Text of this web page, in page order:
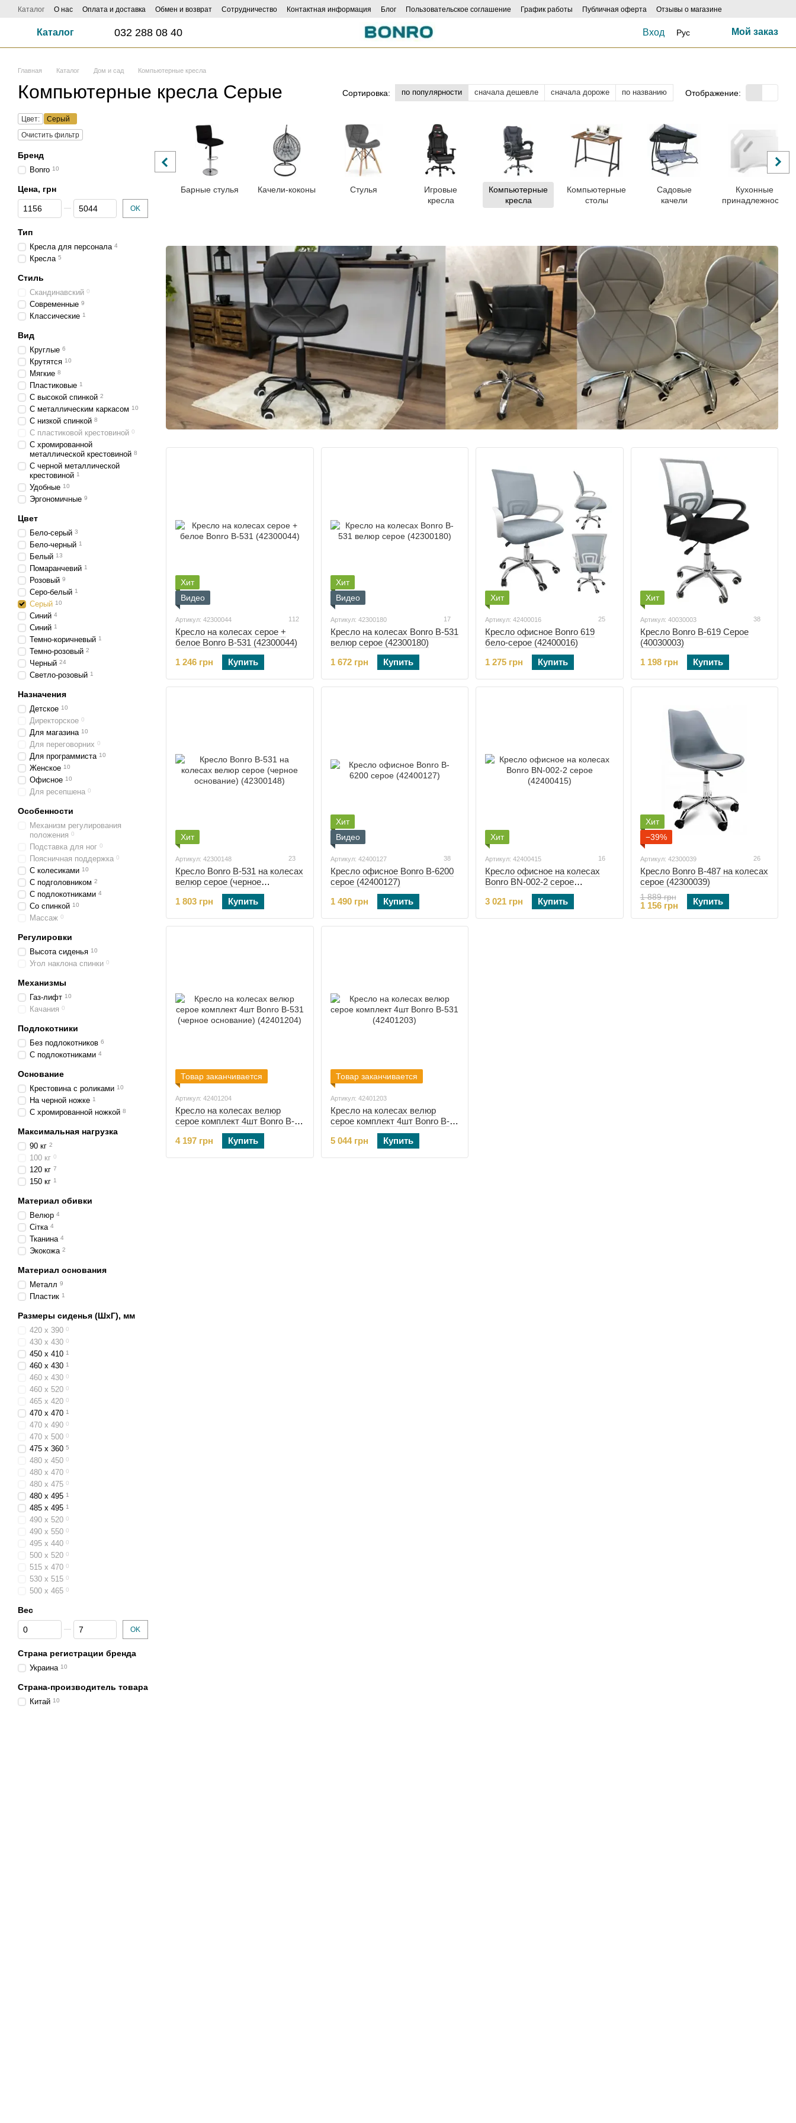
Перейти к основному контенту
Каталог О нас Оплата и доставка Обмен и возврат Сотрудничество Контактная информация Блог Пользовательское соглашение График работы Публичная оферта
Отзывы о магазине
Каталог 032 288 08 40 Вход Рус Мой заказ
Главная Каталог Дом и сад Компьютерные кресла
Компьютерные кресла Серые Сортировка: по популярности сначала дешевле сначала дороже по названию Отображение:
Барные стулья Качели-коконы Стулья
Игровые
кресла
Компьютерные
кресла
Компьютерные
столы
Садовые
качели
Кухонные
принадлежности
Хит
Видео
Артикул: 42300044 112
Кресло на колесах серое +
белое Bonro B-531 (42300044)
1 246 грн
Купить
Хит
Видео
Артикул: 42300180 17
Кресло на колесах Bonro B-531
велюр серое (42300180)
1 672 грн
Купить
Хит
Артикул: 42400016 25
Кресло офисное Bonro 619
бело-серое (42400016)
1 275 грн
Купить
Хит
Артикул: 40030003 38
Кресло Bonro B-619 Серое
(40030003)
1 198 грн
Купить
Хит
Артикул: 42300148 23
Кресло Bonro B-531 на колесах
велюр серое (черное
основание) (42300148)
1 803 грн
Купить
Хит
Видео
Артикул: 42400127 38
Кресло офисное Bonro B-6200
серое (42400127)
1 490 грн
Купить
Хит
Артикул: 42400415 16
Кресло офисное на колесах
Bonro BN-002-2 серое
3 021 грн
Купить
Хит
−39%
Артикул: 42300039 26
Кресло Bonro B-487 на колесах
серое (42300039)
1 889 грн
1 156 грн Купить
Товар заканчивается
Артикул: 42401204
Кресло на колесах велюр
серое комплект 4шт Bonro B-
531 (черное основание)
(42401204)
4 197 грн Купить
Товар заканчивается
Артикул: 42401203
Кресло на колесах велюр
серое комплект 4шт Bonro B-
531 (42401203)
5 044 грн
Купить
Цвет:
Серый
Очистить фильтр
Бренд
Bonro 10
Цена, грн
От Цена, грн
До Цена, грн OK
Тип
Кресла для персонала 4
Кресла 5
Стиль
Скандинавский 0
Современные 9
Классические 1
Вид
Круглые 6
Крутятся 10
Мягкие 8
Пластиковые 1
С высокой спинкой 2
С металлическим каркасом 10
С низкой спинкой 8
С пластиковой крестовиной 0
С хромированной
металлической крестовиной 8
С черной металлической
крестовиной 1
Удобные 10
Эргономичные 9
Цвет
Бело-серый 3
Бело-черный 1
Белый 13
Помаранчевий 1
Розовый 9
Серо-белый 1
Серый 10
Синий 4
Синий 1
Темно-коричневый 1
Темно-розовый 2
Черный 24
Светло-розовый 1
Назначения
Детское 10
Директорское 0
Для магазина 10
Для переговорних 0
Для программиста 10
Женское 10
Офисное 10
Для ресепшена 0
Особенности
Механизм регулирования
положения 0
Подставка для ног 0
Поясничная поддержка 0
С колесиками 10
С подголовником 2
С подлокотниками 4
Со спинкой 10
Массаж 0
Регулировки
Высота сиденья 10
Угол наклона спинки 0
Механизмы
Газ-лифт 10
Качания 0
Подлокотники
Без подлокотников 6
С подлокотниками 4
Основание
Крестовина с роликами 10
На черной ножке 1
С хромированной ножкой 8
Максимальная нагрузка
90 кг 2
100 кг 0
120 кг 7
150 кг 1
Материал обивки
Велюр 4
Сітка 4
Тканина 4
Экокожа 2
Материал основания
Металл 9
Пластик 1
Размеры сиденья (ШхГ), мм
420 х 390 0
430 х 430 0
450 x 410 1
460 x 430 1
460 x 430 0
460 х 520 0
465 x 420 0
470 x 470 1
470 x 490 0
470 x 500 0
475 x 360 5
480 x 450 0
480 x 470 0
480 x 475 0
480 x 495 1
485 x 495 1
490 x 520 0
490 х 550 0
495 x 440 0
500 x 520 0
515 x 470 0
530 x 515 0
500 x 465 0
Вес
От Вес
До Вес OK
Страна регистрации бренда
Украина 10
Страна-производитель товара
Китай 10